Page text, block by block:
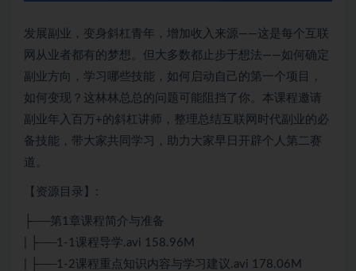
发展副业，变身斜杠青年，增加收入来源——这是每个互联
网从业者都有的梦想。但大多数都止步于想法——如何确定
副业方向，学习哪些技能，如何启动自己的第一个项目，
如何变现？这林林总总的问题可能阻挡了你。本课程邀请
副业年入百万+的斜杠讲师，整理总结互联网时代副业的必
备技能，带大家共同学习，助力大家早日开辟个人第二赛
道。
【资源目录】:
├──第1章课程简介与准备
| ├──1-1课程导学.avi 158.96M
| ├──1-2课程重点知识内容与学习建议.avi 178.06M